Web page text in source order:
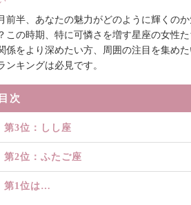
前半、あなたの魅力がどのように輝くの
この時期、特に可憐さを増す星座の女性
係をより深めたい方、周囲の注目を集めた
ンキングは必見です。
目次
第3位：しし座
第2位：ふたご座
第1位は…